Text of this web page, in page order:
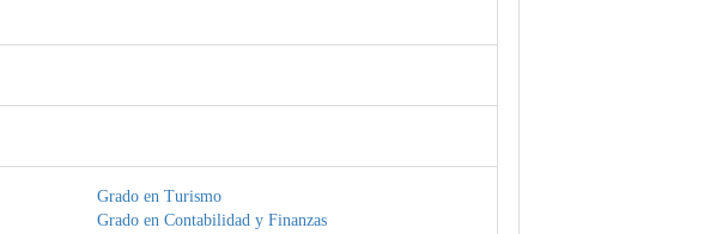
Grado en Turismo
Grado en Contabilidad y Finanzas